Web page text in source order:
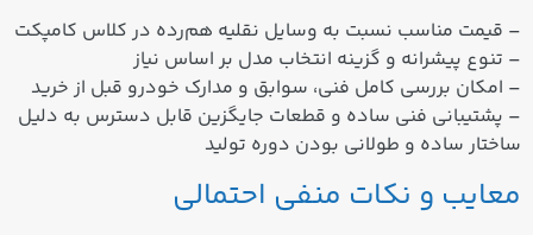
– قیمت مناسب نسبت به وسایل نقلیه هم‌رده در کلاس کامپکت
– تنوع پیشرانه و گزینه انتخاب مدل بر اساس نیاز
– امکان بررسی کامل فنی، سوابق و مدارک خودرو قبل از خرید
– پشتیبانی فنی ساده و قطعات جایگزین قابل دسترس به دلیل
ساختار ساده و طولانی بودن دوره تولید
معایب و نکات منفی احتمالی